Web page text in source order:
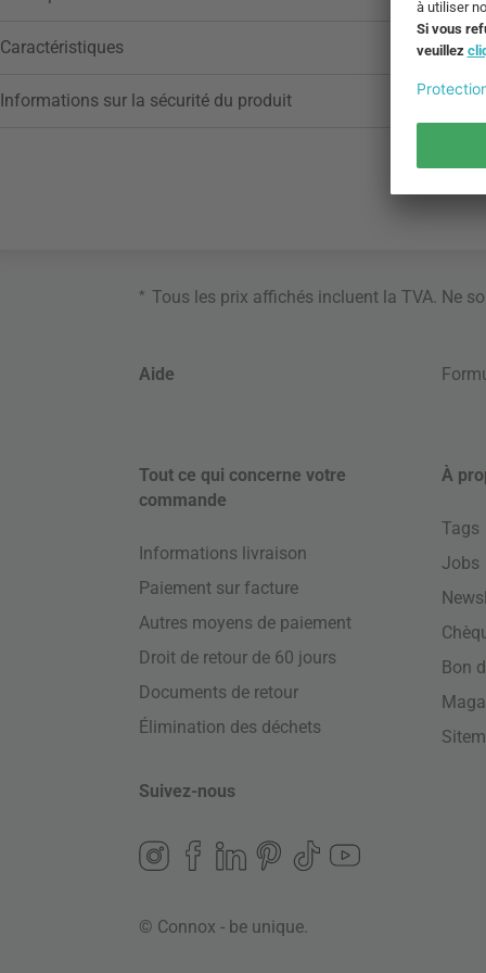
Caractéristiques
Informations sur la sécurité du produit
* Tous les prix affichés incluent la TVA. Ne
Aide
Tout ce qui concerne votre
commande
Informations livraison
Paiement sur facture
Autres moyens de paiement
Droit de retour de 60 jours
Documents de retour
Élimination des déchets
À
Tags
Jobs
Bon
Suivez-nous
© Connox - be unique.